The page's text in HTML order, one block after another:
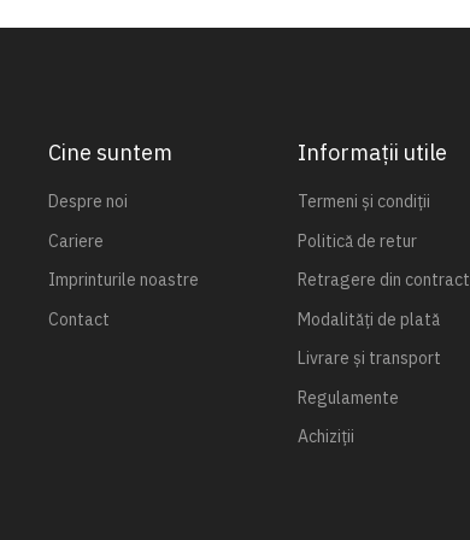
Cine suntem
Despre noi
Cariere
Imprinturile noastre
Contact
Informații utile
Termeni și condiții
Politică de retur
Retragere din contract
Modalități de plată
Livrare și transport
Regulamente
Achiziții